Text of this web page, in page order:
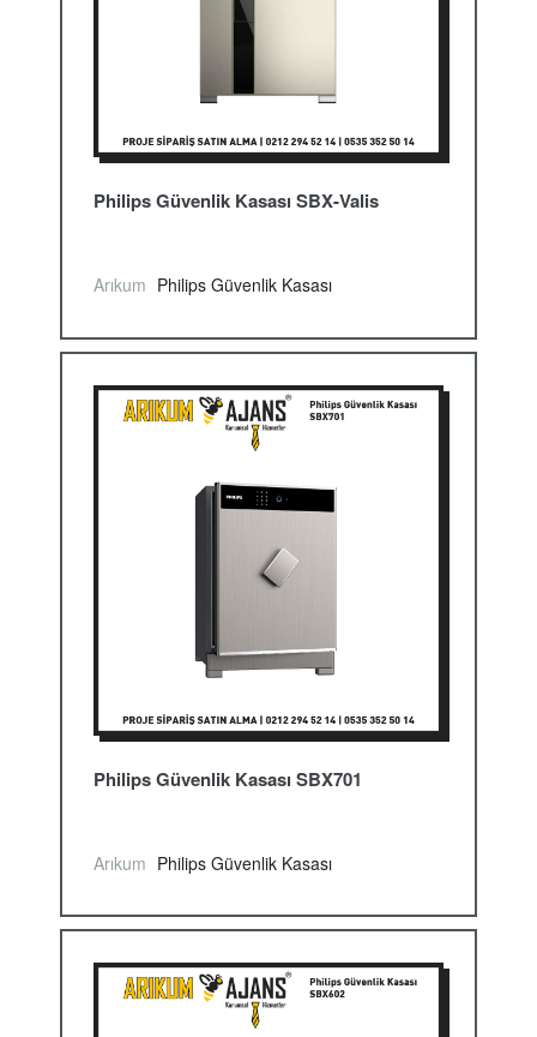
Philips Güvenlik Kasası SBX-Valis
Arıkum Philips Güvenlik Kasası
Philips Güvenlik Kasası SBX701
Arıkum Philips Güvenlik Kasası